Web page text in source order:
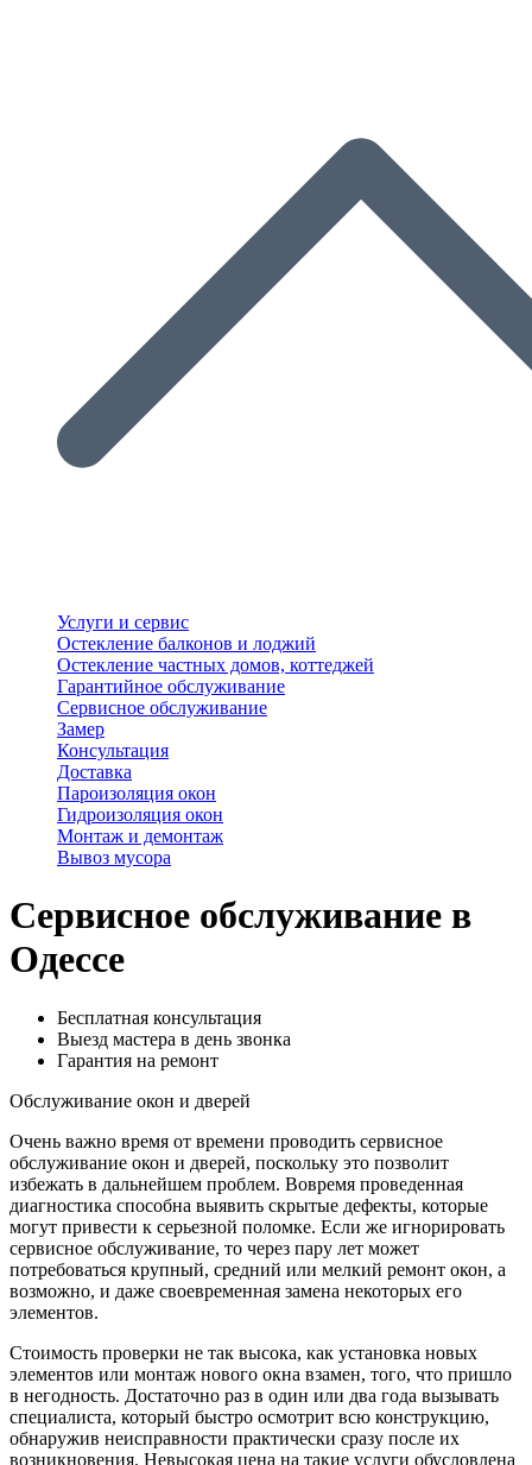
Услуги и сервис
Остекление балконов и лоджий
Остекление частных домов, коттеджей
Гарантийное обслуживание
Сервисное обслуживание
Замер
Консультация
Доставка
Пароизоляция окон
Гидроизоляция окон
Монтаж и демонтаж
Вывоз мусора
Сервисное обслуживание в
Одессе
Бесплатная консультация
Выезд мастера в день звонка
Гарантия на ремонт
Обслуживание окон и дверей
Очень важно время от времени проводить сервисное
обслуживание окон и дверей, поскольку это позволит
избежать в дальнейшем проблем. Вовремя проведенная
диагностика способна выявить скрытые дефекты, которые
могут привести к серьезной поломке. Если же игнорировать
сервисное обслуживание, то через пару лет может
потребоваться крупный, средний или мелкий ремонт окон, а
возможно, и даже своевременная замена некоторых его
элементов.
Стоимость проверки не так высока, как установка новых
элементов или монтаж нового окна взамен, того, что пришло
в негодность. Достаточно раз в один или два года вызывать
специалиста, который быстро осмотрит всю конструкцию,
обнаружив неисправности практически сразу после их
возникновения. Невысокая цена на такие услуги обусловлена